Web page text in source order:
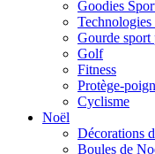
Goodies
Technologies
Gourde sport
Golf
Fitness
Protège-
Cyclisme
Noël
Décorations
Boules de